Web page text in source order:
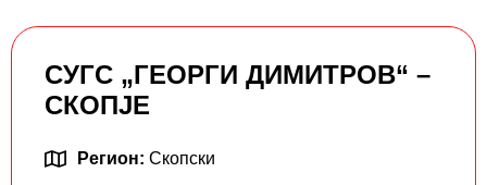
СУГС „ГЕОРГИ ДИМИТРОВ“ –
СКОПЈЕ
Регион: Скопски